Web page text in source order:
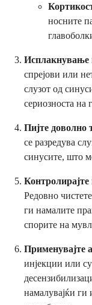
носните
Исплакнување
спрејови или
слузот од
сериозноста на
Пијте доволно
се разредува
синусите, што
Контролирајте
Редовно
ги намалите
спорите на
Применувајте
инјекции или
намалувајќи ги